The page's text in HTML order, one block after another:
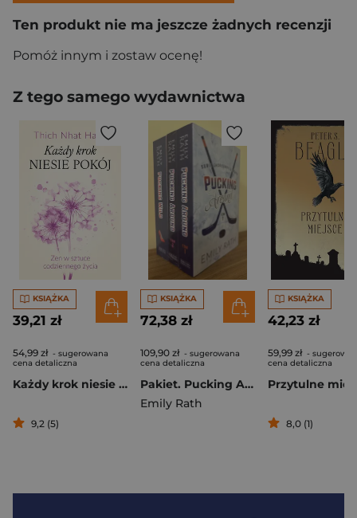
Ten produkt nie ma jeszcze żadnych recenzji
Pomóż innym i zostaw ocenę!
Z tego samego wydawnictwa
KSIĄŻKA
39,21 zł
54,99 zł - sugerowana
cena detaliczna
Każdy krok niesie pokój Zen w sztuce codziennego życia
9,2 (5)
KSIĄŻKA
72,38 zł
109,90 zł - sugerowana
cena detaliczna
Pakiet. Pucking Around
Emily Rath
KSIĄŻKA
42,23 zł
59,99 zł -
cena detaliczna
Przytulne
8,0 (1)